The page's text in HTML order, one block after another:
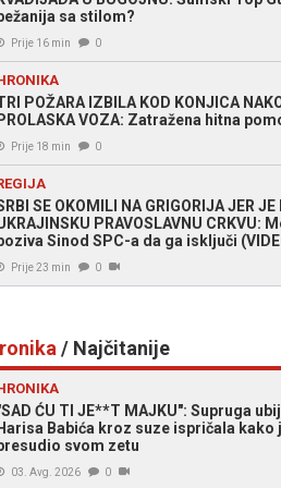
sa stilom?
Prije 16 min 0
POŽARA IZBILA KOD KONJICA
VOZA: Zatražena hitna
Prije 18 min 0
SE OKOMILI NA GRIGORIJA JER
PRAVOSLAVNU CRKVU:
Sinod SPC-a da ga isključi
Prije 23 min 0
/ Najčitanije
ĆU TI JE**T MAJKU": Supruga
Babića kroz suze ispričala kako
svom zetu
03. Avg. 2026 0